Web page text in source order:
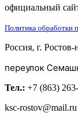
официальный
Политика обработки
Россия, г.
переулок
Тел.: +7 (863)
ksc-rostov@mail.ru